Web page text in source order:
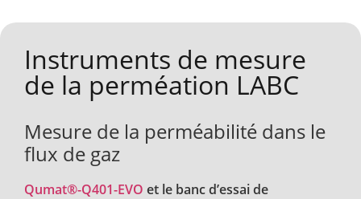
Instruments de mesure
de la perméation LABC
Mesure de la perméabilité dans le
flux de gaz
Qumat®-Q401-EVO et le banc d’essai de